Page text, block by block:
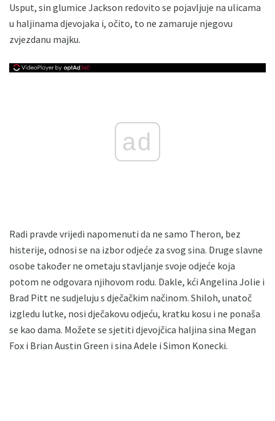
Usput, sin glumice Jackson redovito se pojavljuje na ulicama
u haljinama djevojaka i, očito, to ne zamaruje njegovu
zvjezdanu majku.
ad
Radi pravde vrijedi napomenuti da ne samo Theron, bez
histerije, odnosi se na izbor odjeće za svog sina. Druge slavne
osobe također ne ometaju stavljanje svoje odjeće koja
potom ne odgovara njihovom rodu. Dakle, kći Angelina Jolie i
Brad Pitt ne sudjeluju s dječačkim načinom. Shiloh, unatoč
izgledu lutke, nosi dječakovu odjeću, kratku kosu i ne ponaša
se kao dama. Možete se sjetiti djevojčica haljina sina Megan
Fox i Brian Austin Green i sina Adele i Simon Konecki.